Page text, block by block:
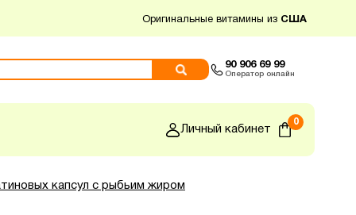
Оригинальные витамины из США
90 906 69 99
Оператор онлайн
Личный кабинет
0
капсул с рыбьим жиром